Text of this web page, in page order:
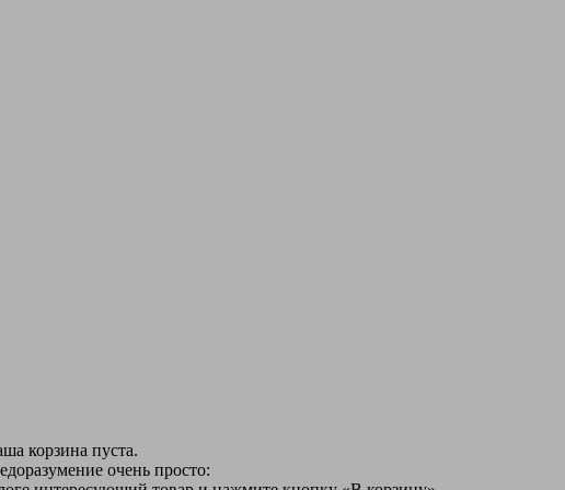
корзина пуста.
очень просто: